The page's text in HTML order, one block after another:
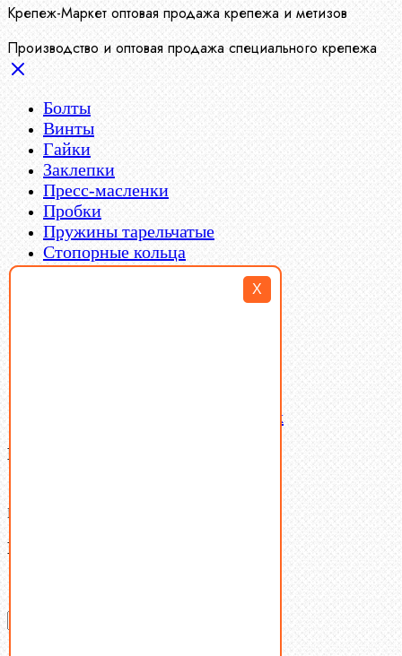
X
Крепеж-Маркет оптовая продажа крепежа и метизов
Производство и оптовая продажа специального крепежа
Болты
Винты
Гайки
Заклепки
Пресс-масленки
Пробки
Пружины тарельчатые
Стопорные кольца
Такелаж
Латунный и бронзовый крепеж
Ваша корзина
В корзине нет товаров.
Поиск